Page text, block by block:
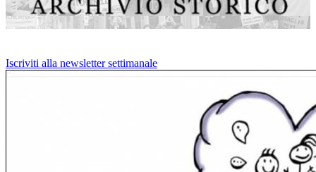
Iscriviti alla newsletter settimanale